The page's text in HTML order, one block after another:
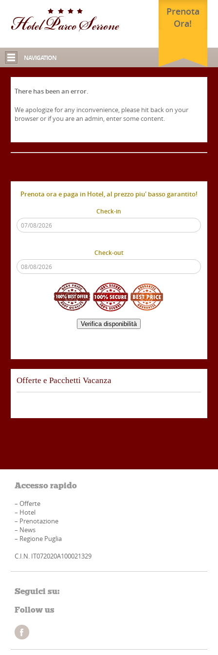
Prenota
Ora!
NAVIGATION
There has been an error.
We apologize for any inconvenience, please hit back on your
browser or if you are an admin, enter some content.
Prenota ora e paga in Hotel, al prezzo piu' basso garantito!
Check-in
Check-out
Verifica disponibilità
Offerte e Pacchetti Vacanza
Accesso rapido
–Offerte
– Hotel
– Prenotazione
– News
– Regione Puglia
C.I.N. IT072020A100021329
Seguici su:
Follow us